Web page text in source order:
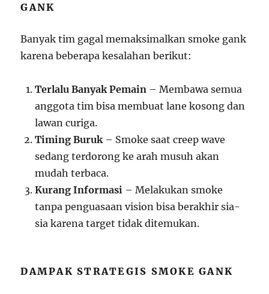
GANK
Banyak tim gagal memaksimalkan smoke gank
karena beberapa kesalahan berikut:
Terlalu Banyak Pemain – Membawa semua
anggota tim bisa membuat lane kosong dan
lawan curiga.
Timing Buruk – Smoke saat creep wave
sedang terdorong ke arah musuh akan
mudah terbaca.
Kurang Informasi – Melakukan smoke
tanpa penguasaan vision bisa berakhir sia-
sia karena target tidak ditemukan.
DAMPAK STRATEGIS SMOKE GANK